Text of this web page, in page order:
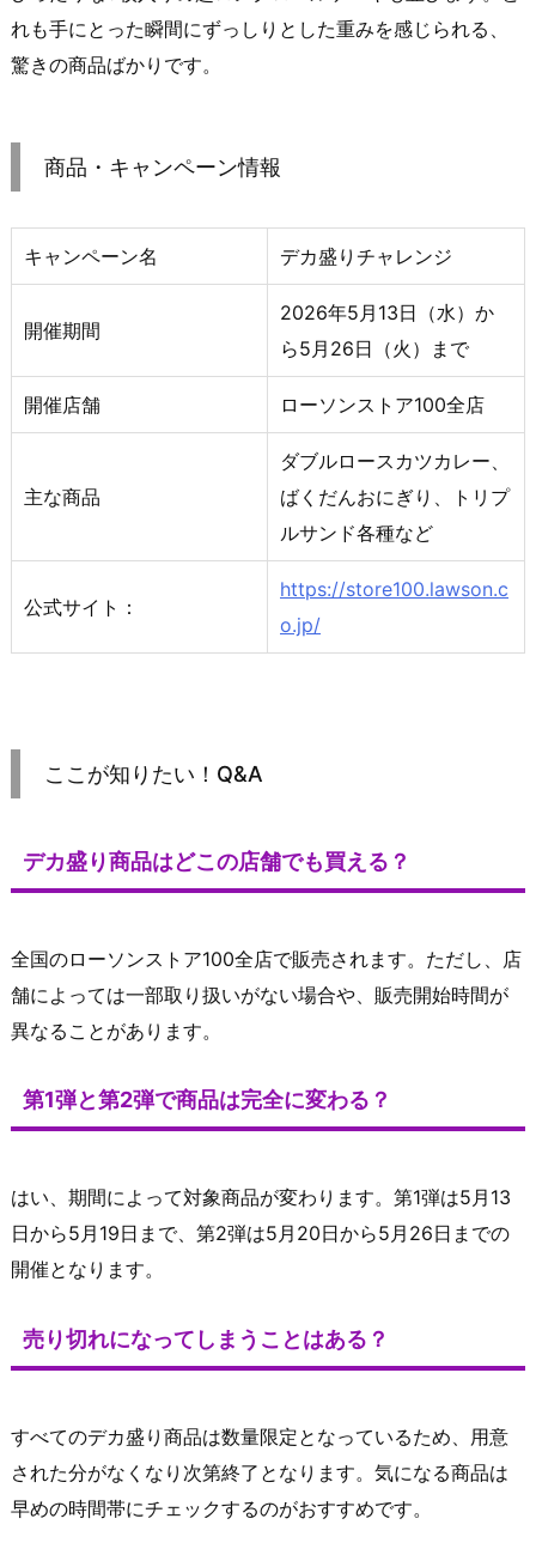
れも手にとった瞬間にずっしりとした重みを感じられる、
驚きの商品ばかりです。
商品・キャンペーン情報
キャンペーン名 デカ盛りチャレンジ
開催期間
2026年5月13日（水）か
ら5月26日（火）まで
開催店舗 ローソンストア100全店
主な商品
ダブルロースカツカレー、
ばくだんおにぎり、トリプ
ルサンド各種など
公式サイト：
https://store100.lawson.c
o.jp/
ここが知りたい！Q&A
デカ盛り商品はどこの店舗でも買える？
全国のローソンストア100全店で販売されます。ただし、店
舗によっては一部取り扱いがない場合や、販売開始時間が
異なることがあります。
第1弾と第2弾で商品は完全に変わる？
はい、期間によって対象商品が変わります。第1弾は5月13
日から5月19日まで、第2弾は5月20日から5月26日までの
開催となります。
売り切れになってしまうことはある？
すべてのデカ盛り商品は数量限定となっているため、用意
された分がなくなり次第終了となります。気になる商品は
早めの時間帯にチェックするのがおすすめです。